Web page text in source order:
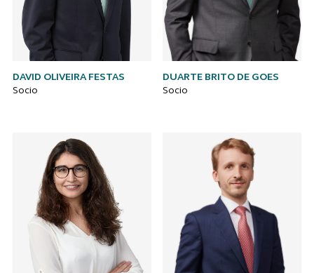
DAVID OLIVEIRA FESTAS
Socio
DUARTE BRITO DE GOES
Socio